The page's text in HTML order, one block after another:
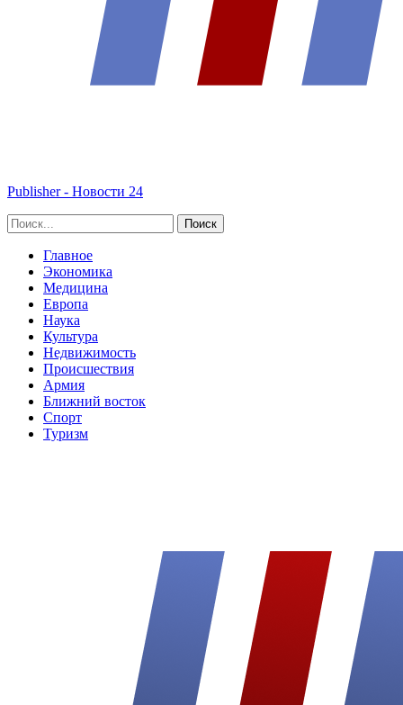
Publisher - Новости 24
Главное
Экономика
Медицина
Европа
Наука
Культура
Недвижимость
Происшествия
Армия
Ближний восток
Спорт
Туризм